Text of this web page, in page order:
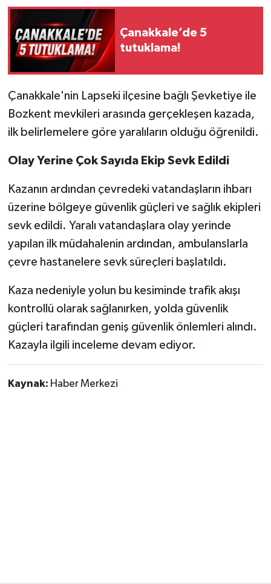
Çanakkale’de 5
tutuklama!
Çanakkale'nin Lapseki ilçesine bağlı Şevketiye ile
Bozkent mevkileri arasında gerçekleşen kazada,
ilk belirlemelere göre yaralıların olduğu öğrenildi.
Olay Yerine Çok Sayıda Ekip Sevk Edildi
Kazanın ardından çevredeki vatandaşların ihbarı
üzerine bölgeye güvenlik güçleri ve sağlık ekipleri
sevk edildi. Yaralı vatandaşlara olay yerinde
yapılan ilk müdahalenin ardından, ambulanslarla
çevre hastanelere sevk süreçleri başlatıldı.
Kaza nedeniyle yolun bu kesiminde trafik akışı
kontrollü olarak sağlanırken, yolda güvenlik
güçleri tarafından geniş güvenlik önlemleri alındı.
Kazayla ilgili inceleme devam ediyor.
Kaynak: Haber Merkezi
Resmî ilanlar
Sağlık
Siyaset
Spor
Tarım ve Ekonomi
Teknoloji
Ulusal
Yaşam